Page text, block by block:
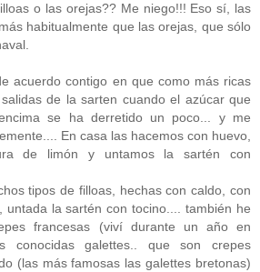
o las orejas?? Me niego!!! Eso sí, las
habitualmente que las orejas, que sólo
acuerdo contigo en que como más ricas
de la sarten cuando el azúcar que
se ha derretido un poco... y me
En casa las hacemos con huevo,
de limón y untamos la sartén con
tipos de filloas, hechas con caldo, con
untada la sartén con tocino.... también he
francesas (viví durante un año en
conocidas galettes.. que son crepes
(las más famosas las galettes bretonas)